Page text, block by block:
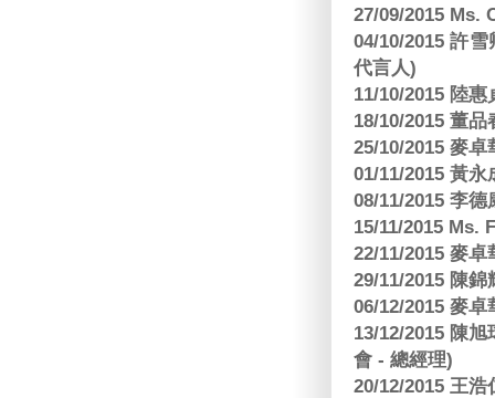
27/09/2015 Ms.
04/10/2015 許
代言人)
11/10/2015 陸
18/10/2015 董
25/10/2015 麥
01/11/2015 黃
08/11/2015 李
15/11/2015 Ms.
22/11/2015 麥
29/11/2015 陳
06/12/2015 麥
13/12/2015 陳
會 - 總經理)
20/12/2015 王